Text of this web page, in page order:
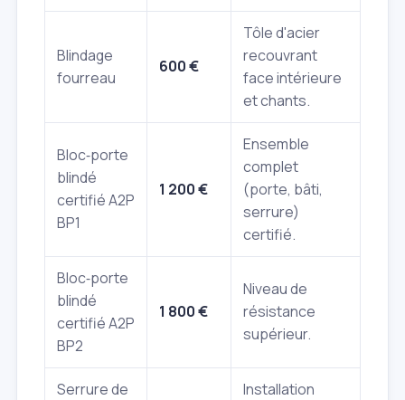
Blindage
fourreau
600 €
Tôle d'acier
recouvrant
face intérieure
et chants.
Bloc‑porte
blindé
certifié A2P
BP1
1 200 €
Ensemble
complet
(porte, bâti,
serrure)
certifié.
Bloc‑porte
blindé
certifié A2P
BP2
1 800 €
Niveau de
résistance
supérieur.
Serrure de
Installation